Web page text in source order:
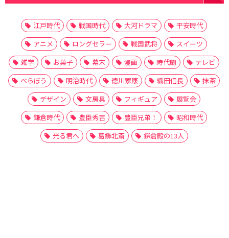
江戸時代 戦国時代 大河ドラマ
平安時代
アニメ
ロングセラー 戦国武将
スイーツ
雑学
お菓子 幕末 漫画 時代劇
テレビ
べらぼう
明治時代 徳川家康 織田信長
抹茶
デザイン
文房具 フィギュア
展覧会
鎌倉時代
豊臣秀吉 豊臣兄弟！
昭和時代
光る君へ
葛飾北斎 鎌倉殿の13人